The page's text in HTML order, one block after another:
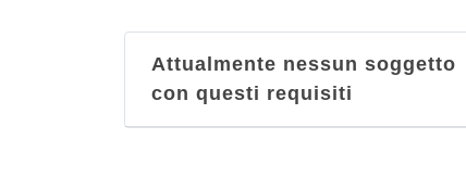
Attualmente nessun soggetto
con questi requisiti